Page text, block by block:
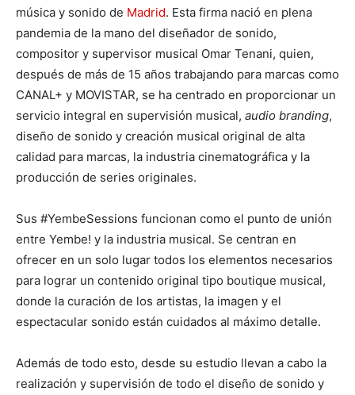
música y sonido de Madrid. Esta firma nació en plena
pandemia de la mano del diseñador de sonido,
compositor y supervisor musical Omar Tenani, quien,
después de más de 15 años trabajando para marcas como
CANAL+ y MOVISTAR, se ha centrado en proporcionar un
servicio integral en supervisión musical, audio branding,
diseño de sonido y creación musical original de alta
calidad para marcas, la industria cinematográfica y la
producción de series originales.
Sus #YembeSessions funcionan como el punto de unión
entre Yembe! y la industria musical. Se centran en
ofrecer en un solo lugar todos los elementos necesarios
para lograr un contenido original tipo boutique musical,
donde la curación de los artistas, la imagen y el
espectacular sonido están cuidados al máximo detalle.
Además de todo esto, desde su estudio llevan a cabo la
realización y supervisión de todo el diseño de sonido y